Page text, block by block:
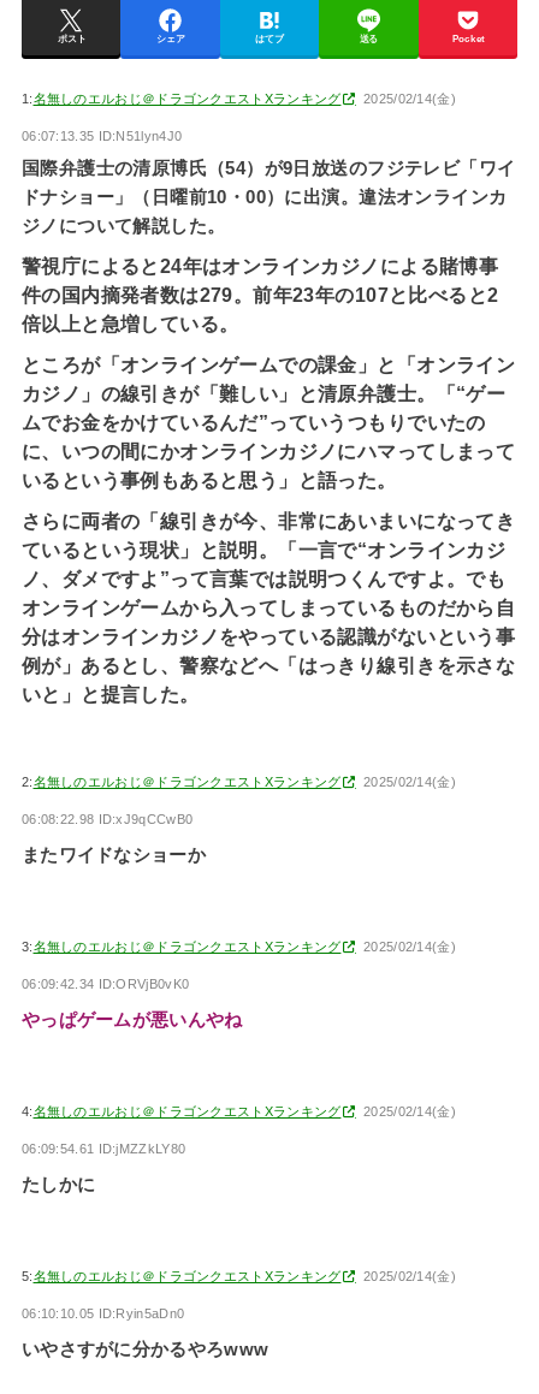
ポスト シェア はてブ 送る Pocket
1:名無しのエルおじ＠ドラゴンクエストXランキング 2025/02/14(金)
06:07:13.35 ID:N51lyn4J0
国際弁護士の清原博氏（54）が9日放送のフジテレビ「ワイ
ドナショー」（日曜前10・00）に出演。違法オンラインカ
ジノについて解説した。
警視庁によると24年はオンラインカジノによる賭博事
件の国内摘発者数は279。前年23年の107と比べると2
倍以上と急増している。
ところが「オンラインゲームでの課金」と「オンライン
カジノ」の線引きが「難しい」と清原弁護士。「“ゲー
ムでお金をかけているんだ”っていうつもりでいたの
に、いつの間にかオンラインカジノにハマってしまって
いるという事例もあると思う」と語った。
さらに両者の「線引きが今、非常にあいまいになってき
ているという現状」と説明。「一言で“オンラインカジ
ノ、ダメですよ”って言葉では説明つくんですよ。でも
オンラインゲームから入ってしまっているものだから自
分はオンラインカジノをやっている認識がないという事
例が」あるとし、警察などへ「はっきり線引きを示さな
いと」と提言した。
2:名無しのエルおじ＠ドラゴンクエストXランキング 2025/02/14(金)
06:08:22.98 ID:xJ9qCCwB0
またワイドなショーか
3:名無しのエルおじ＠ドラゴンクエストXランキング 2025/02/14(金)
06:09:42.34 ID:ORVjB0vK0
やっぱゲームが悪いんやね
4:名無しのエルおじ＠ドラゴンクエストXランキング 2025/02/14(金)
06:09:54.61 ID:jMZZkLY80
たしかに
5:名無しのエルおじ＠ドラゴンクエストXランキング 2025/02/14(金)
06:10:10.05 ID:Ryin5aDn0
いやさすがに分かるやろwww